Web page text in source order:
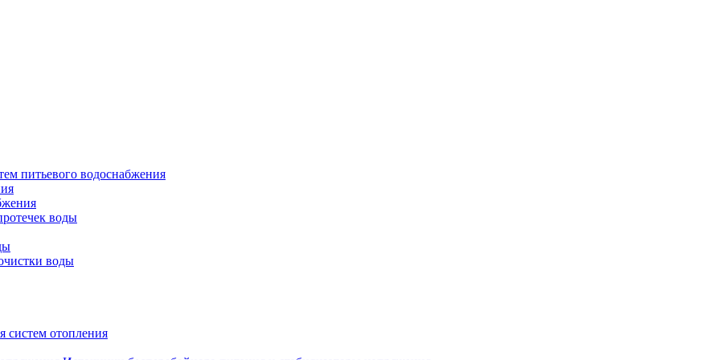
питьевого водоснабжения
воды
воды
систем отопления